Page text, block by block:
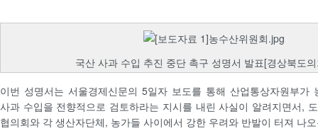
국산 사과 수입 추진 중단 촉구 성명서 발표[경상북도
이번 성명서는 서울경제신문의 5일자 보도를 통해 산업통상자원부가
사과 수입을 전향적으로 검토하라는 지시를 내린 사실이 알려지면서,
협의회와 각 생산자단체, 농가들 사이에서 강한 우려와 반발이 터져 나